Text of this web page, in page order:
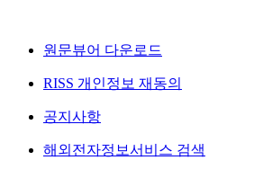
원문뷰어 다운로드
RISS 개인정보 재동의
공지사항
해외전자정보서비스 검색